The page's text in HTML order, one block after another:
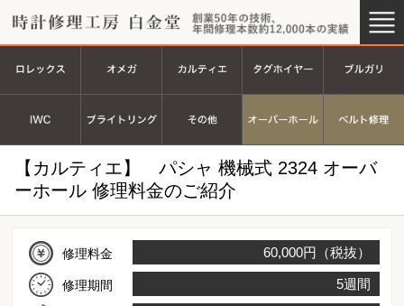
時計修理工房 白金堂（時計修理
創業44
【カルティエ】 パシャ 機械式 2324 オーバ
ーホール 修理料金のご紹介
修理料金 60,000円（税抜）
修理期間 5週間